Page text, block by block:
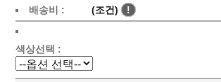
배송비 : (조건) !
색상선택 :